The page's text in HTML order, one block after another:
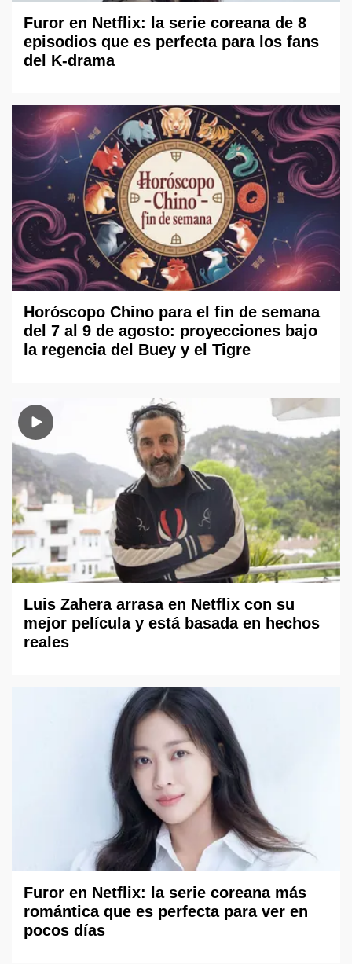
Furor en Netflix: la serie coreana de 8
episodios que es perfecta para los fans
del K-drama
Horóscopo Chino para el fin de semana
del 7 al 9 de agosto: proyecciones bajo
la regencia del Buey y el Tigre
Luis Zahera arrasa en Netflix con su
mejor película y está basada en hechos
reales
Furor en Netflix: la serie coreana más
romántica que es perfecta para ver en
pocos días